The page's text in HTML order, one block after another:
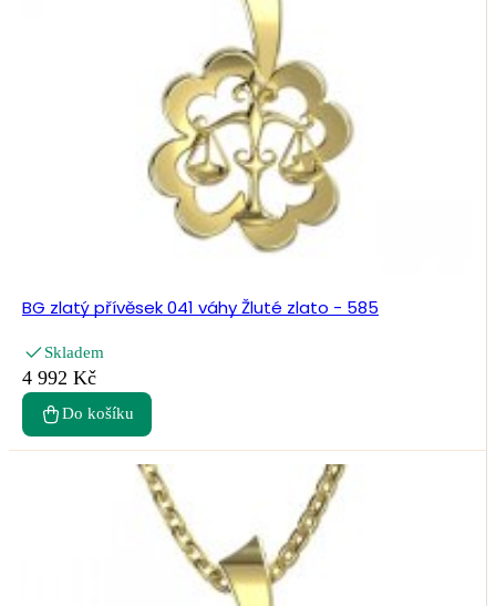
BG zlatý přívěsek 041 váhy Žluté zlato - 585
Skladem
4 992 Kč
Do košíku